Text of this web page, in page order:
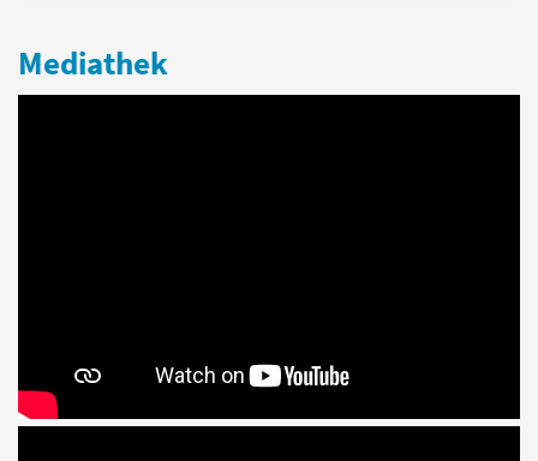
Mediathek